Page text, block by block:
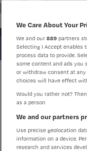
én
Kom
We Care About Your
We and our 889 partners
Selecting I Accept enables
process data to provide.
some content and ads you
or withdraw consent at
choices will have effect
Would you rather not?
as a person
We and our partners
Use precise geolocation
information on a device.
research and services